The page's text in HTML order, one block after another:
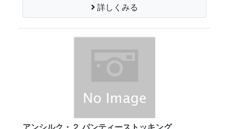
詳しくみる
アンシルク・２ パンティーストッキング